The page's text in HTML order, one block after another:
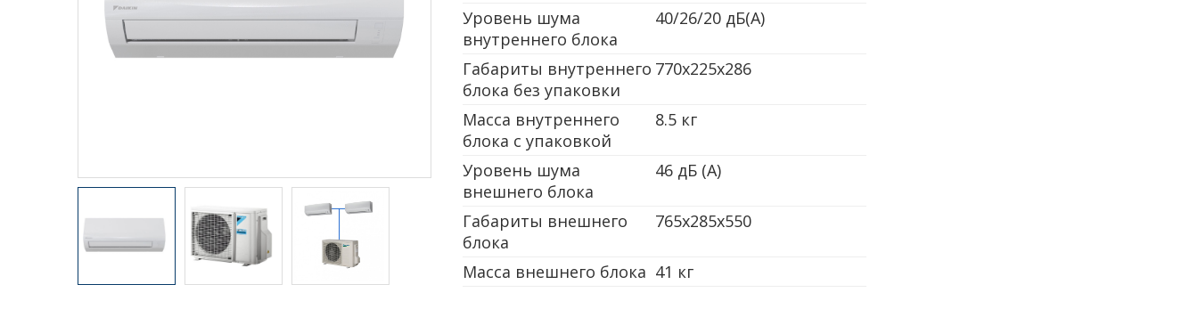
Уровень шума
внутреннего блока
40/26/20 дБ(A)
Габариты внутреннего
блока без упаковки
770x225x286
Масса внутреннего
блока с упаковкой
8.5 кг
Уровень шума
внешнего блока
46 дБ (А)
Габариты внешнего
блока
765x285x550
Масса внешнего блока 41 кг